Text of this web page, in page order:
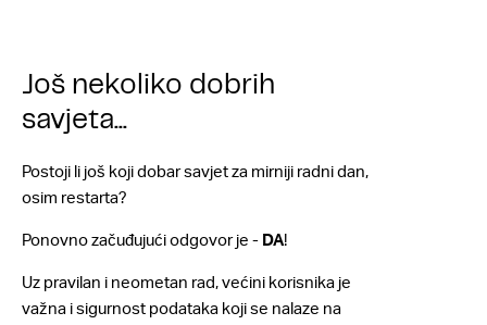
Još nekoliko dobrih
savjeta...
Postoji li još koji dobar savjet za mirniji radni dan,
osim restarta?
Ponovno začuđujući odgovor je - DA!
Uz pravilan i neometan rad, većini korisnika je
važna i sigurnost podataka koji se nalaze na